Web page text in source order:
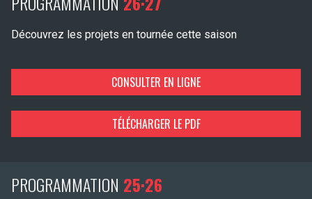
Découvrez les projets en tournée cette saison
CONSULTER EN LIGNE
TÉLÉCHARGER LE PDF
PROGRAMMATION 25·26